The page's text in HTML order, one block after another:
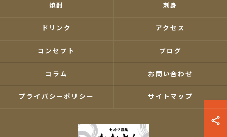
焼酎 刺身
ドリンク アクセス
コンセプト ブログ
コラム お問い合わせ
プライバシーポリシー サイトマップ